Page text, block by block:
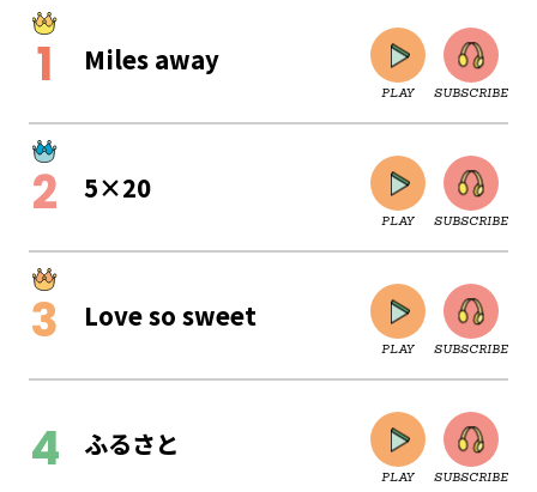
Miles away
PLAY SUBSCRIBE
5×20
PLAY SUBSCRIBE
Love so sweet
PLAY SUBSCRIBE
ふるさと
PLAY SUBSCRIBE